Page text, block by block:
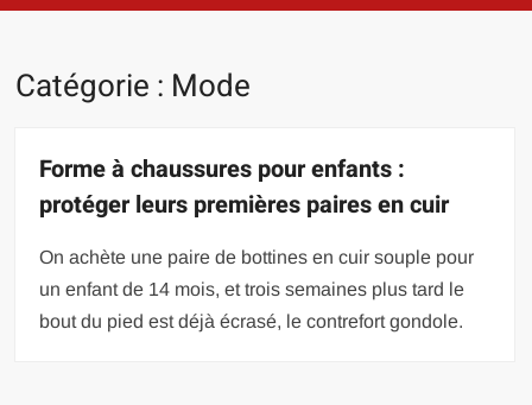
Catégorie : Mode
Forme à chaussures pour enfants :
protéger leurs premières paires en cuir
On achète une paire de bottines en cuir souple pour
un enfant de 14 mois, et trois semaines plus tard le
bout du pied est déjà écrasé, le contrefort gondole.